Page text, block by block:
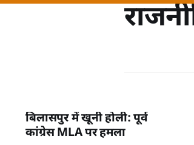
बिलासपुर में खूनी होली: पूर्व
कांग्रेस MLA पर हमला